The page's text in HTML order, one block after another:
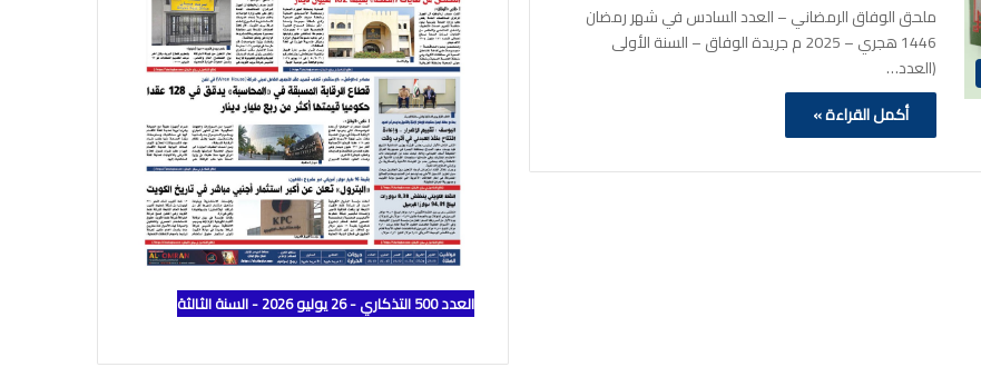
ملحق الوفاق الرمضاني – العدد السادس في شهر رمضان
1446 هجري – 2025 م جريدة الوفاق – السنة الأولى
(العدد…
أكمل القراءة »
العدد 500 التذكاري - 26 يوليو 2026 - السنة الثالثة